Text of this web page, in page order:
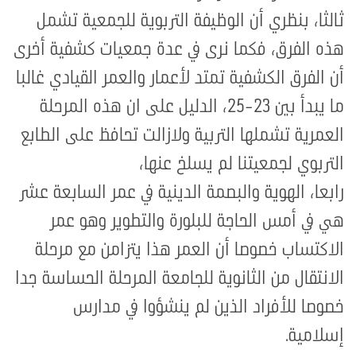
ثالثا، بنظري أن الوظيفة التربوية للجمعية تشمل
هذه الفرق، فكما نرى في عدة جمعيات كشفية أخرى
أن الفرق الكشفية تمتد لأعمار والعمر القيادي غالبا
ما يبدأ بين 23-25، الدليل على ان هذه المرحلة
العمرية تشملها التربية ولازالت تحافظ على الطابع
التربوي لجمعيتنا لم يسلخ عنها،
رابعا، الهوية والبصمة الدينية في عمر السابعة عشر
هي في أمس الحاجة للبلورة والتطوير وهو عمر
الاكتساب خصوصا أن العمر هذا يتزامن مع مرحلة
الانتقال من الثانوية للجامعة المرحلة الحساسة جدا
خصوصا للأفراد الذين لم ينشؤوا في مدارس
إسلامية.